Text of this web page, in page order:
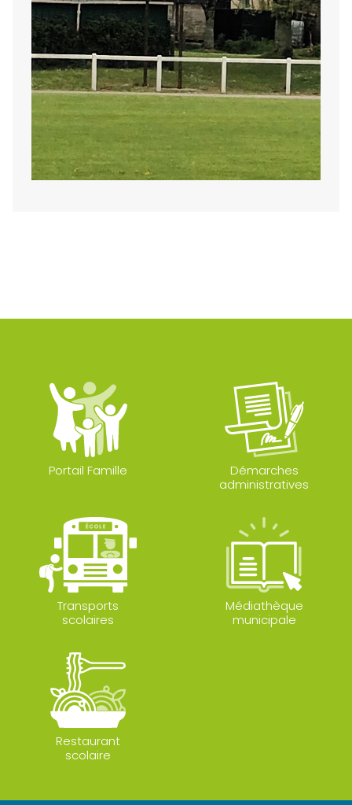
Portail Famille
Démarches
administratives
Transports
scolaires
Médiathèque
municipale
Restaurant
scolaire